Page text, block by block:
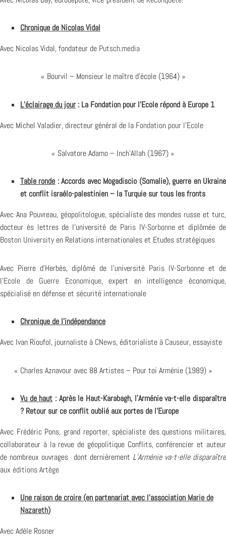
Chronique de Nicolas Vidal
Avec Nicolas Vidal, fondateur de Putsch.media
« Bourvil – Monsieur le maître d’école (1964) »
L’éclairage du jour : La Fondation pour l’Ecole répond à Europe 1
Avec Michel Valadier, directeur général de la Fondation pour l’Ecole
« Salvatore Adamo – Inch’Allah (1967) »
Table ronde : Accords avec Mogadiscio (Somalie), guerre en Ukraine
et conflit israélo-palestinien – la Turquie sur tous les fronts
Avec Ana Pouvreau, géopolitologue, spécialiste des mondes russe et turc,
docteur ès lettres de l’université de Paris IV-Sorbonneet diplômée de
Boston Universityen Relations internationales et Etudes stratégiques
Avec Pierre d’Herbès, diplômé de l’université Paris IV-Sorbonneet de
l’Ecole de Guerre Economique, expert en intelligence économique,
spécialisé en défense et sécurité internationale
Chronique de l’indépendance
Avec Ivan Rioufol, journaliste à CNews, éditorialiste à Causeur, essayiste
« Charles Aznavour avec 88 Artistes – Pour toi Arménie (1989) »
Vu de haut : Après le Haut-Karabagh, l’Arménie va-t-elle disparaître
? Retour sur ce conflit oublié aux portes de l’Europe
Avec Frédéric Pons, grand reporter, spécialiste des questions militaires,
collaborateur à la revue de géopolitique Conflits, conférencier et auteur
de nombreux ouvrages dont dernièrement L’Arménie va-t-elle disparaître
aux éditions Artège
Une raison de croire (en partenariat avec l’association Marie de
Nazareth)
Avec Adèle Rosner